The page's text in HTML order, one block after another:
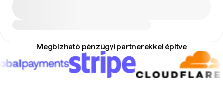
Megbízható pénzügyi partnerekkel építve